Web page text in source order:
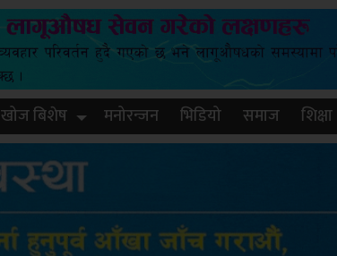
खोज बिशेष मनोरन्जन भिडियो समाज शिक्षा